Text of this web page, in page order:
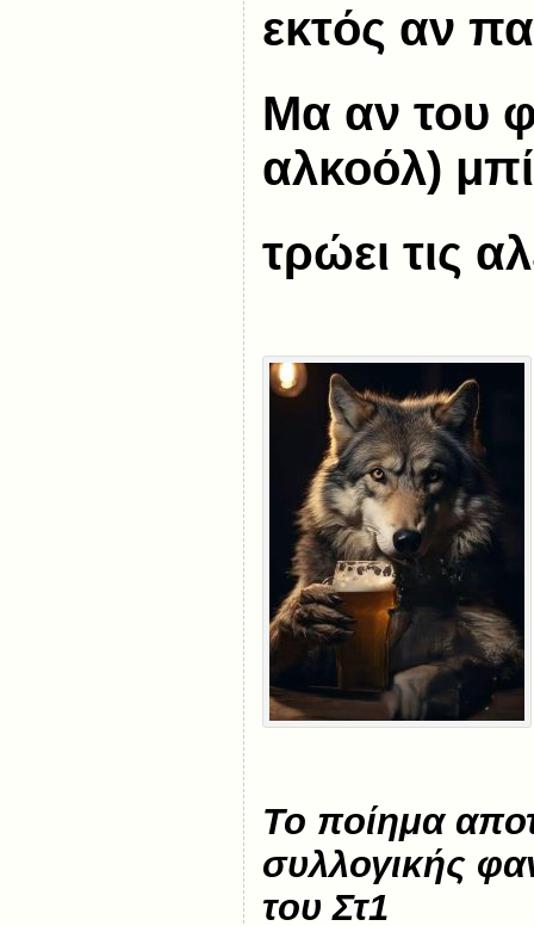
εκτός αν
Μα αν του
αλκοόλ)
τρώει τις
Το ποίημα
συλλογικής
του Στ1